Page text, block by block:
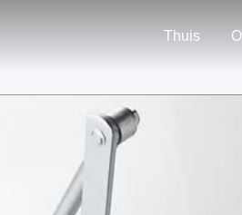
Thuis